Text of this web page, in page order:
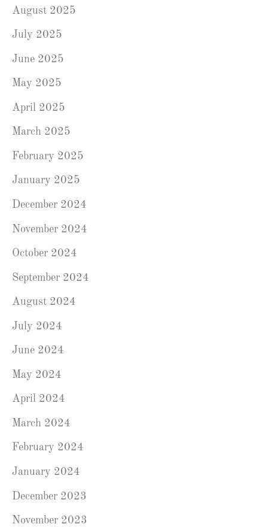
August 2025
July 2025
June 2025
May 2025
April 2025
March 2025
February 2025
January 2025
December 2024
November 2024
October 2024
September 2024
August 2024
July 2024
June 2024
May 2024
April 2024
March 2024
February 2024
January 2024
December 2023
November 2023